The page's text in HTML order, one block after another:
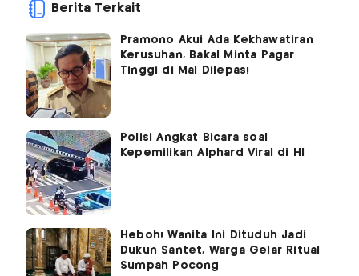
Berita Terkait
Pramono Akui Ada Kekhawatiran
Kerusuhan, Bakal Minta Pagar
Tinggi di Mal Dilepas!
Polisi Angkat Bicara soal
Kepemilikan Alphard Viral di HI
Heboh! Wanita Ini Dituduh Jadi
Dukun Santet, Warga Gelar Ritual
Sumpah Pocong